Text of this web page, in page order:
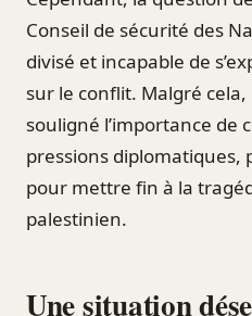
Conseil de sécurité des
divisé et incapable de
sur le conflit. Malgré
souligné l’importance de
pressions diplomatiques,
pour mettre fin à la
palestinien.
Une situation